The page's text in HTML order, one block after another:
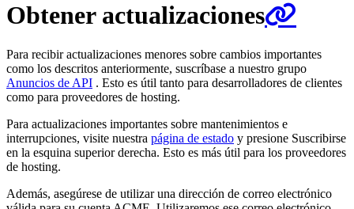
Obtener actualizaciones
Para recibir actualizaciones menores sobre cambios importantes
como los descritos anteriormente, suscríbase a nuestro grupo
Anuncios de API . Esto es útil tanto para desarrolladores de clientes
como para proveedores de hosting.
Para actualizaciones importantes sobre mantenimientos e
interrupciones, visite nuestra página de estado y presione Suscribirse
en la esquina superior derecha. Esto es más útil para los proveedores
de hosting.
Además, asegúrese de utilizar una dirección de correo electrónico